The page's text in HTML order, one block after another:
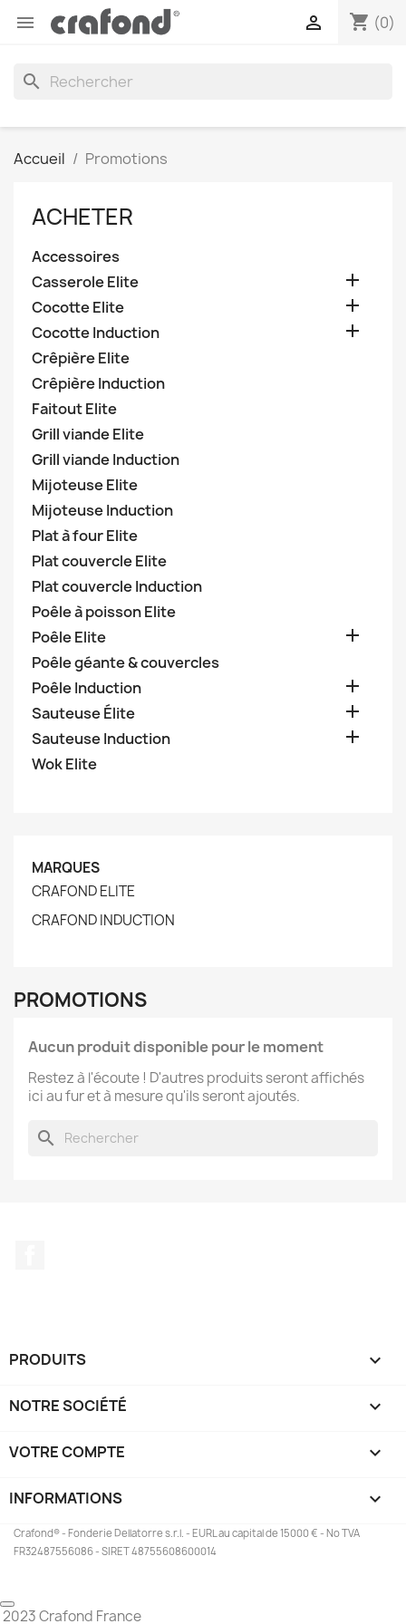
 shopping_cart (0)

search
Accueil Promotions
ACHETER
Accessoires
Casserole Elite

Cocotte Elite 
Cocotte Induction 
Crêpière Elite
Crêpière Induction
Faitout Elite
Grill viande Elite
Grill viande Induction
Mijoteuse Elite
Mijoteuse Induction
Plat à four Elite
Plat couvercle Elite
Plat couvercle Induction
Poêle à poisson Elite
Poêle Elite

Poêle géante & couvercles
Poêle Induction

Sauteuse Élite 
Sauteuse Induction 
Wok Elite
MARQUES
CRAFOND ELITE
CRAFOND INDUCTION
PROMOTIONS
Aucun produit disponible pour le moment
Restez à l'écoute ! D'autres produits seront affichés
ici au fur et à mesure qu'ils seront ajoutés.
search
PRODUITS 
NOTRE SOCIÉTÉ 
VOTRE COMPTE 
INFORMATIONS keyboard_arrow_down
Crafond® - Fonderie Dellatorre s.r.l. - EURL au capital de 15000 € - No TVA
FR32487556086 - SIRET 48755608600014
2023 Crafond France